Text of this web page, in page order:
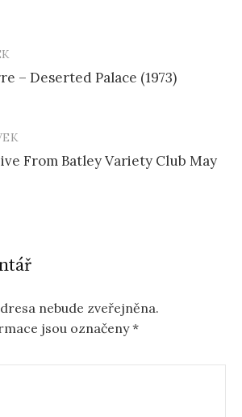
– Deserted Palace (1973)
From Batley Variety Club May
nebude zveřejněna.
jsou označeny*